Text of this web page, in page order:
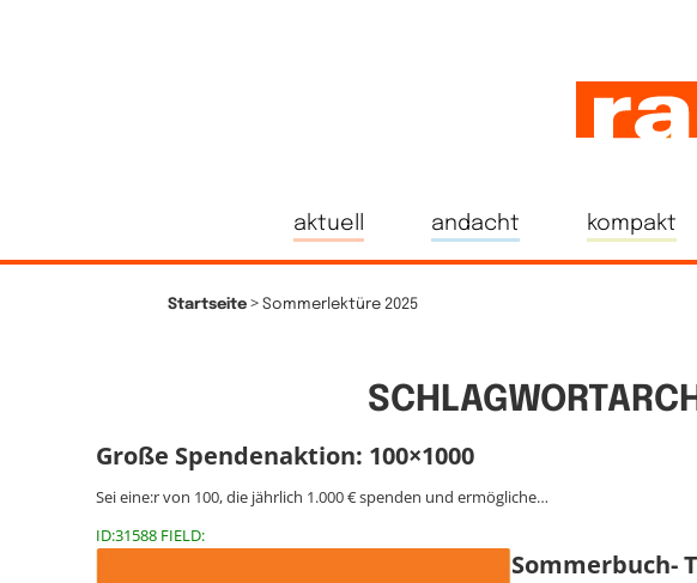
aktuell andacht kompakt
Startseite > Sommerlektüre 2025
Große Spendenaktion: 100×1000
Sei eine:r von 100, die jährlich 1.000 € spenden und ermögliche…
ID:31588 FIELD:
Sommerbuch-